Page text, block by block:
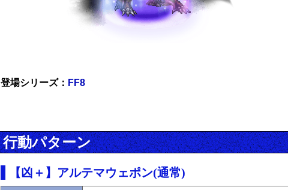
登場シリーズ： FF8
行動パターン
【凶＋】アルテマウェポン(通常)